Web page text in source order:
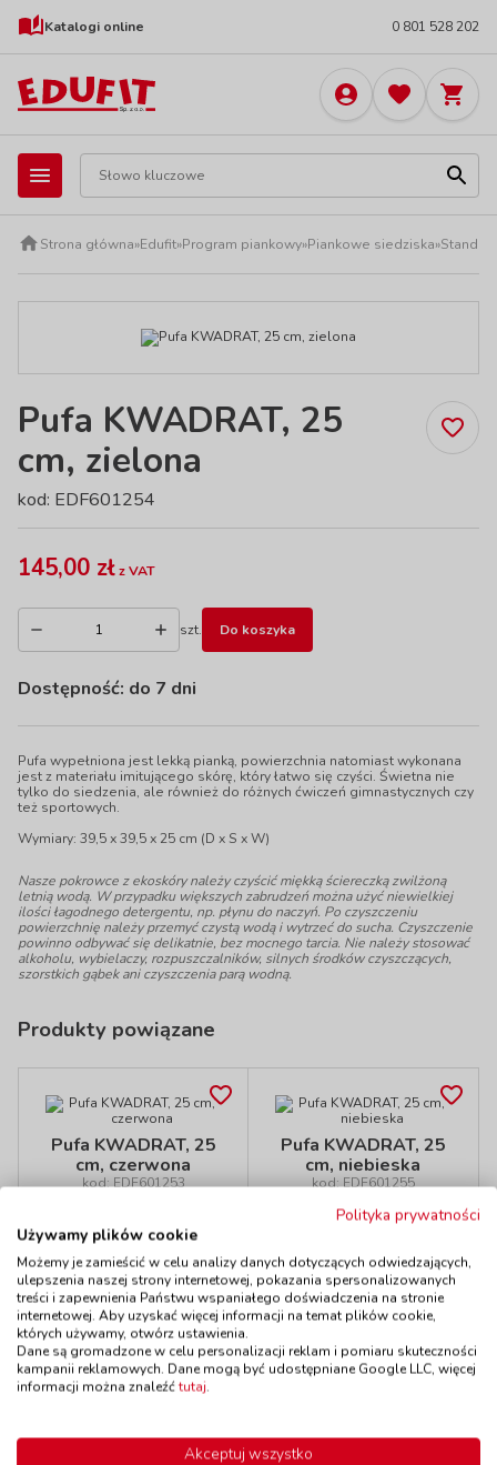
Katalogi online 0 801 528 202
Strona główna»Edufit»Program piankowy»Piankowe siedziska»
Pufa KWADRAT, 25
cm, zielona
kod: EDF601254
145,00 złz VAT
szt. Do koszyka
Dostępność: do 7 dni
Pufa wypełniona jest lekką pianką, powierzchnia natomiast wykonana
jest z materiału imitującego skórę, który łatwo się czyści. Świetna nie
tylko do siedzenia, ale również do różnych ćwiczeń gimnastycznych czy
też sportowych.
Wymiary: 39,5 x 39,5 x 25 cm (D x S x W)
Nasze pokrowce z ekoskóry należy czyścić miękką ściereczką zwilżoną
letnią wodą. W przypadku większych zabrudzeń można użyć niewielkiej
ilości łagodnego detergentu, np. płynu do naczyń. Po czyszczeniu
powierzchnię należy przemyć czystą wodą i wytrzeć do sucha. Czyszczenie
powinno odbywać się delikatnie, bez mocnego tarcia. Nie należy stosować
alkoholu, wybielaczy, rozpuszczalników, silnych środków czyszczących,
szorstkich gąbek ani czyszczenia parą wodną.
Produkty powiązane
Pufa KWADRAT, 25
cm, czerwona
kod: EDF601253
145,00 zł z VAT
Do koszyka
Pufa KWADRAT, 25
cm, niebieska
kod: EDF601255
Dostępność
Do koszyka
Polecamy
Polityka prywatności
Używamy plików cookie
Możemy je zamieścić w celu analizy danych dotyczących odwiedzających,
ulepszenia naszej strony internetowej, pokazania spersonalizowanych
treści i zapewnienia Państwu wspaniałego doświadczenia na stronie
internetowej. Aby uzyskać więcej informacji na temat plików cookie,
których używamy, otwórz ustawienia.
Dane są gromadzone w celu personalizacji reklam i pomiaru skuteczności
kampanii reklamowych. Dane mogą być udostępniane Google LLC, więcej
informacji można znaleźćtutaj.
Akceptuj wszystko